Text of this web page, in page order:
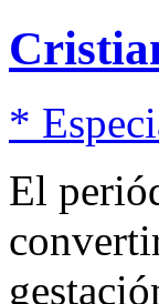
*
El